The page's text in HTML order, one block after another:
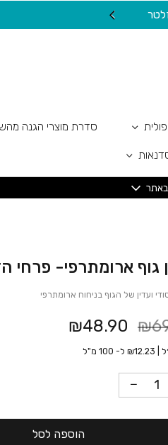
סדרת מוצרי הגנה
באתר
גוף ארומתרפי- פרחי
ועדין של הגוף בניחוח ארומתרפי
₪48.90
₪12.23 ל- 100 מ"ל
הוספה לסל